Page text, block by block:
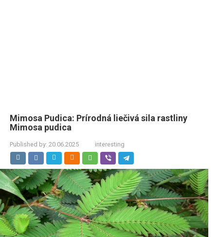
Mimosa Pudica: Prírodná liečivá sila rastliny
Mimosa pudica
Published by: 20.06.2025 interesting